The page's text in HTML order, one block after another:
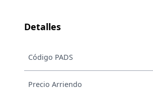
Detalles
Código PADS
Precio Arriendo